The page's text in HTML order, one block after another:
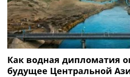
Как водная дипломатия
будущее Центральной